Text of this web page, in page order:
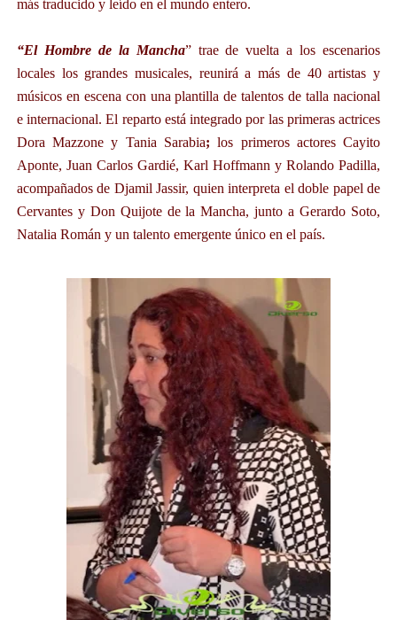
más traducido y leído en el mundo entero.
“El Hombre de la Mancha” traede vuelta a los escenarios
locales los grandes musicales, reunirá a más de 40 artistas y
músicos en escena con una plantilla de talentos de talla nacional
e internacional. El reparto está integrado por las primeras actrices
Dora Mazzone y Tania Sarabia;los primeros actores Cayito
Aponte, Juan Carlos Gardié, Karl Hoffmann y Rolando Padilla,
acompañados de Djamil Jassir, quien interpreta el doble papel de
Cervantes y Don Quijote de la Mancha, junto a Gerardo Soto,
Natalia Román y un talento emergente único en el país.